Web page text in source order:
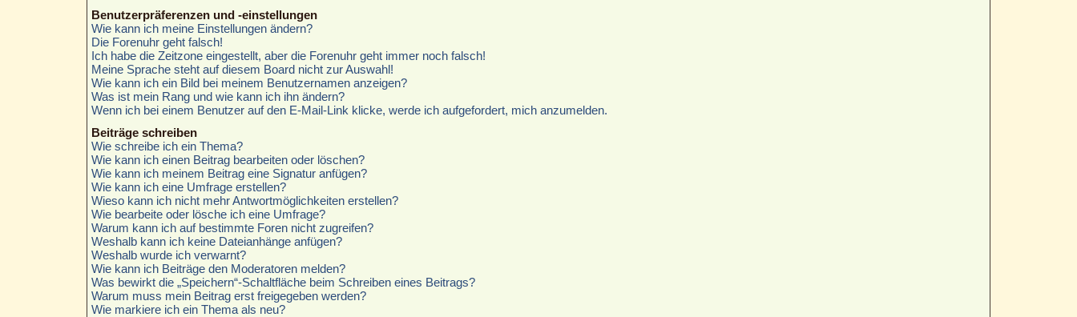
Benutzerpräferenzen und -einstellungen
Wie kann ich meine Einstellungen ändern?
Die Forenuhr geht falsch!
Ich habe die Zeitzone eingestellt, aber die Forenuhr geht immer noch falsch!
Meine Sprache steht auf diesem Board nicht zur Auswahl!
Wie kann ich ein Bild bei meinem Benutzernamen anzeigen?
Was ist mein Rang und wie kann ich ihn ändern?
Wenn ich bei einem Benutzer auf den E-Mail-Link klicke, werde ich aufgefordert, mich anzumelden.
Beiträge schreiben
Wie schreibe ich ein Thema?
Wie kann ich einen Beitrag bearbeiten oder löschen?
Wie kann ich meinem Beitrag eine Signatur anfügen?
Wie kann ich eine Umfrage erstellen?
Wieso kann ich nicht mehr Antwortmöglichkeiten erstellen?
Wie bearbeite oder lösche ich eine Umfrage?
Warum kann ich auf bestimmte Foren nicht zugreifen?
Weshalb kann ich keine Dateianhänge anfügen?
Weshalb wurde ich verwarnt?
Wie kann ich Beiträge den Moderatoren melden?
Was bewirkt die „Speichern“-Schaltfläche beim Schreiben eines Beitrags?
Warum muss mein Beitrag erst freigegeben werden?
Wie markiere ich ein Thema als neu?